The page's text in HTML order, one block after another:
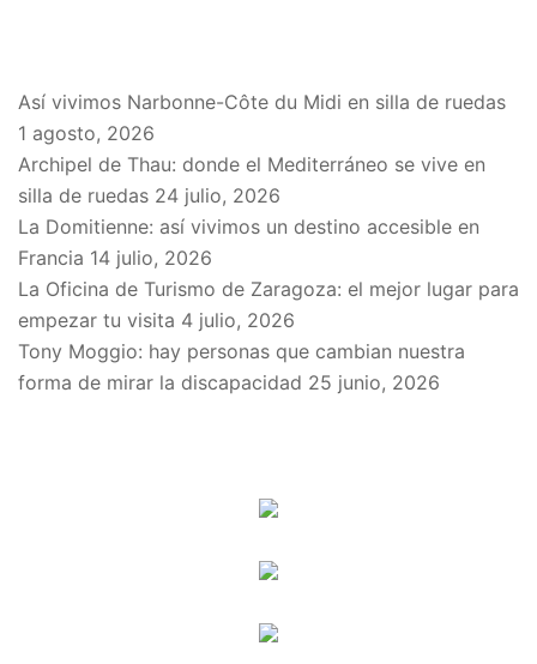
Así vivimos Narbonne-Côte du Midi en silla de ruedas
1 agosto, 2026
Archipel de Thau: donde el Mediterráneo se vive en
silla de ruedas 24 julio, 2026
La Domitienne: así vivimos un destino accesible en
Francia 14 julio, 2026
La Oficina de Turismo de Zaragoza: el mejor lugar para
empezar tu visita 4 julio, 2026
Tony Moggio: hay personas que cambian nuestra
forma de mirar la discapacidad 25 junio, 2026